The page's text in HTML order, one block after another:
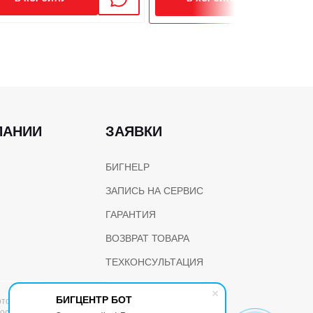
БИГЦЕНТР БОТ
ЗАЯВКИ
БИГHELP
ЗАПИСЬ НА СЕРВИС
ГАРАНТИЯ
ВОЗВРАТ ТОВАРА
ТЕХКОНСУЛЬТАЦИЯ
определяемой положениями статьи 437 ГК РФ. Все